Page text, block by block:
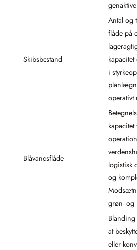
Skibsbestand
Antal og
flåde på
i
operativt
Blåvandsflåde
logistisk
og
grøn- og
at
eller